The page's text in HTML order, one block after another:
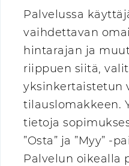
Palvelussa
vaihdettavan
hintarajan ja
riippuen siitä,
yksinkertaistetun
tilauslomakkeen.
tietoja
”Osta” ja ”Myy” -
Palvelun oikealla